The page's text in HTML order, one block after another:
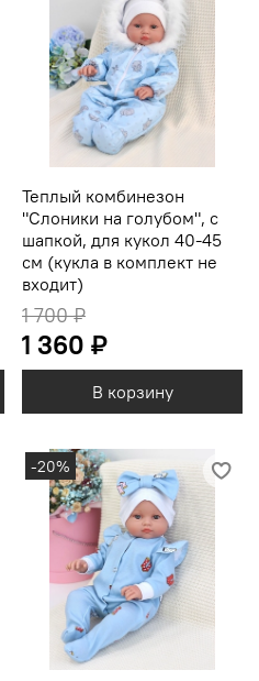
Теплый комбинезон
"Слоники на голубом", с
шапкой, для кукол 40-45
см (кукла в комплект не
входит)
1 700 ₽
1 360 ₽
В корзину
-20%